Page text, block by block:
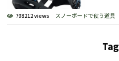
798212 views スノーボードで使う道具
Tag